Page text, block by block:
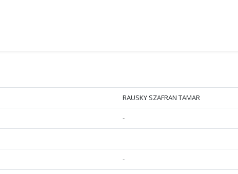
RAUSKY SZAFRAN TAMAR
-
-